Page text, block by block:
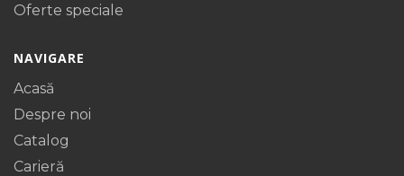
Oferte speciale
NAVIGARE
Acasă
Despre noi
Catalog
Carieră